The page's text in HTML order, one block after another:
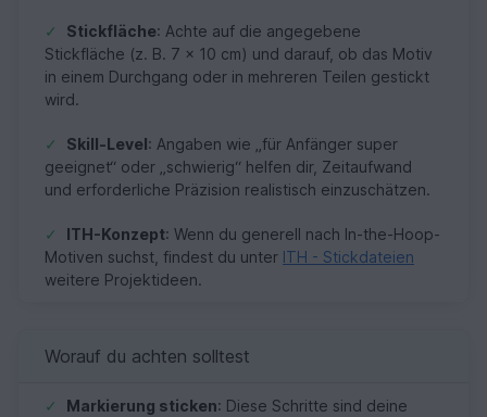
✓ Stickfläche: Achte auf die angegebene
Stickfläche (z. B. 7 × 10 cm) und darauf, ob das Motiv
in einem Durchgang oder in mehreren Teilen gestickt
wird.
✓ Skill-Level: Angaben wie „für Anfänger super
geeignet“ oder „schwierig“ helfen dir, Zeitaufwand
und erforderliche Präzision realistisch einzuschätzen.
✓ ITH-Konzept: Wenn du generell nach In-the-Hoop-
Motiven suchst, findest du unter ITH - Stickdateien
weitere Projektideen.
Worauf du achten solltest
✓ Markierung sticken: Diese Schritte sind deine